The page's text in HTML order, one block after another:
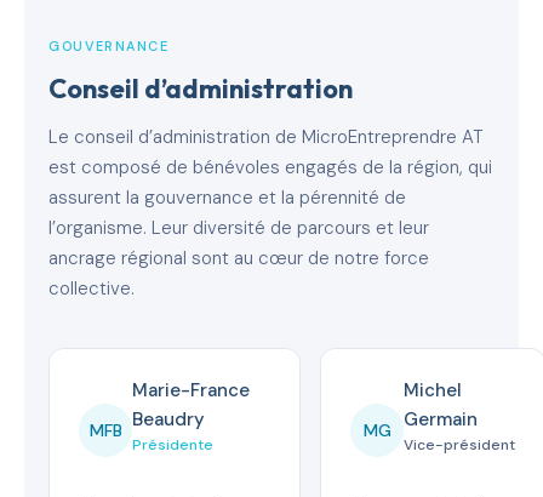
GOUVERNANCE
Conseil d’administration
Le conseil d’administration de MicroEntreprendre AT
est composé de bénévoles engagés de la région, qui
assurent la gouvernance et la pérennité de
l’organisme. Leur diversité de parcours et leur
ancrage régional sont au cœur de notre force
collective.
MFB
Marie-France
Beaudry
Présidente
MG
Michel
Germain
Vice-président